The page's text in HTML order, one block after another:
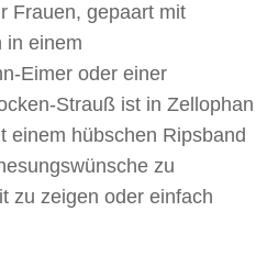
Frauen, gepaart mit
in einem
Eimer oder einer
Strauß ist in Zellophan
einem hübschen Ripsband
zu
zu zeigen oder einfach